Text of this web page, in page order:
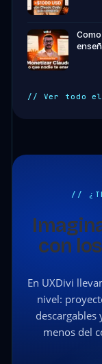
// Ver todo
//
con los
En UXDivi
nivel:
menos del